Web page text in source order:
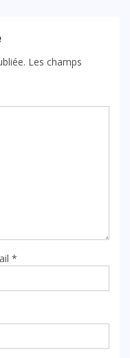
Les champs
*